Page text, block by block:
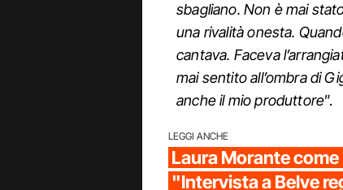
sbagliano. Non è mai
una rivalità onesta.
cantava. Faceva
mai sentito all’ombra di
anche il mio produttore”.
LEGGI ANCHE
Laura Morante
"Intervista a Belve